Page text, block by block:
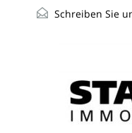
Schreiben Sie